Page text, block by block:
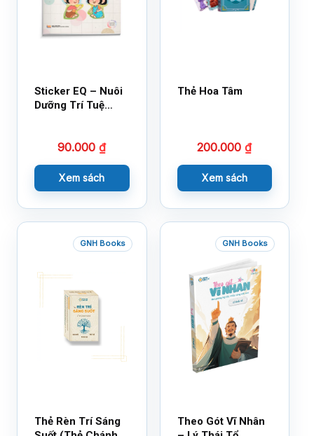
Sticker EQ – Nuôi
Dưỡng Trí Tuệ
Cùng 150 Sticker
90.000₫
Xem sách
Thẻ Hoa Tâm
200.000₫
Xem sách
GNH Books
Thẻ Rèn Trí Sáng
GNH Books
Theo Gót Vĩ Nhân